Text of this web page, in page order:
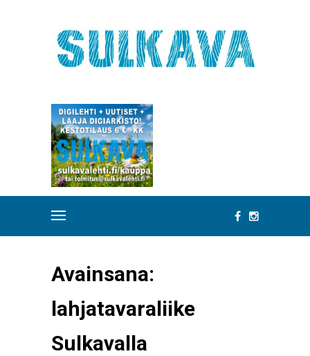
Avainsana:
lahjatavaraliike
Sulkavalla